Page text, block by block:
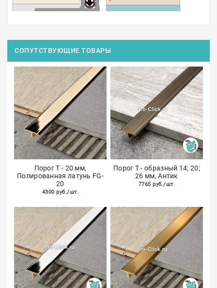
СОПУТСТВУЮЩИЕ ТОВАРЫ
Порог Т - 20 мм,
Полированная латунь FG-
20
4300 руб./шт.
Порог Т - образный 14; 20;
26 мм, Антик
7765 руб./шт.